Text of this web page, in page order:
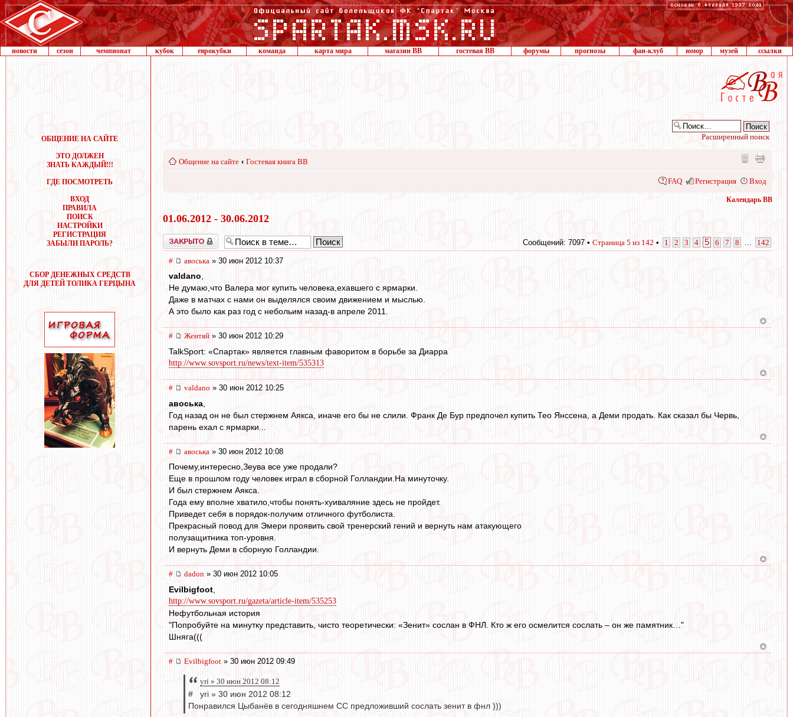
новости сезон чемпионат кубок еврокубки команда карта мира магазин ВВ гостевая ВВ форумы прогнозы фан-клуб юмор музей ссылки
ОБЩЕНИЕ НА САЙТЕ
ЭТО ДОЛЖЕН
ЗНАТЬ КАЖДЫЙ!!!
ГДЕ ПОСМОТРЕТЬ
ВХОД
ПРАВИЛА
ПОИСК
НАСТРОЙКИ
РЕГИСТРАЦИЯ
ЗАБЫЛИ ПАРОЛЬ?
СБОР ДЕНЕЖНЫХ СРЕДСТВ
ДЛЯ ДЕТЕЙ ТОЛИКА ГЕРЦЫНА
Расширенный поиск
Общение на сайте ‹ Гостевая книга ВВ
FAQ Регистрация Вход
Календарь ВВ
01.06.2012 - 30.06.2012
Закрыто Сообщений: 7097 • Страница 5 из 142 • 1 2 3 4 5 6 7 8 142
# авоська » 30 июн 2012 10:37
valdano,
Не думаю,что Валера мог купить человека,ехавшего с ярмарки.
Даже в матчах с нами он выделялся своим движением и мыслью.
А это было как раз год c небольим назад-в апреле 2011.
# Жентяй » 30 июн 2012 10:29
TalkSport: «Спартак» является главным фаворитом в борьбе за Диарра
http://www.sovsport.ru/news/text-item/535313
# valdano » 30 июн 2012 10:25
авоська
Год назад он не был стержнем Аякса, иначе его бы не слили. Франк Де Бур предпочел купить Тео Янссена, а Деми продать. Как сказал бы Червь,
парень ехал с ярмарки...
# авоська » 30 июн 2012 10:08
Почему,интересно,Зеува все уже продали?
Еще в прошлом году человек играл в сборной Голландии.На минуточку.
И был стержнем Аякса.
Года ему вполне хватило,чтобы понять-хуиваляние здесь не пройдет.
Приведет себя в порядок-получим отличного футболиста.
Прекрасный повод для Эмери проявить свой тренерский гений и вернуть нам атакующего
полузащитника топ-уровня.
И вернуть Деми в сборную Голландии.
# dadon » 30 июн 2012 10:05
Evilbigfoot
http://www.sovsport.ru/gazeta/article-item/535253
Нефутбольная история
"Попробуйте на минутку представить, чисто теоретически: «Зенит» сослан в ФНЛ. Кто ж его осмелится сослать – он же памятник…"
Шняга(((
# Evilbigfoot » 30 июн 2012 09:49
yri » 30 июн 2012 08:12
# yri » 30 июн 2012 08:12
Понравился Цыбанёв в сегодняшнем СС предложивший сослать зенит в фнл )))